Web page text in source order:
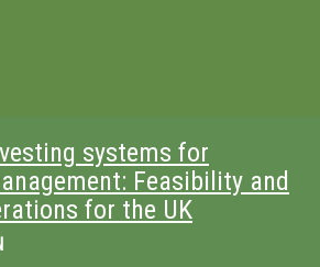
systems for
Feasibility and
for the UK